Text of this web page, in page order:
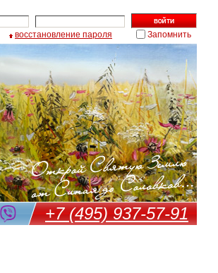
восстановление пароля Запомнить
+7 (495) 937-57-91